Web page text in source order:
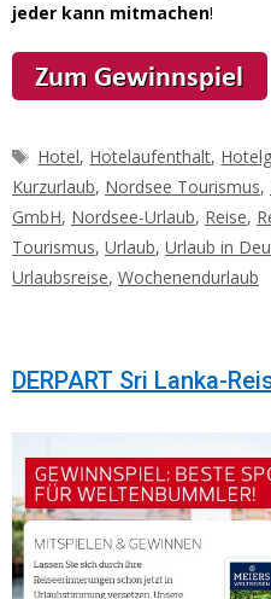
jeder kann mitmachen!
Schlagwörter
Hotel, Hotelaufenthalt,
Kurzurlaub, Nordsee Tourismus,
GmbH, Nordsee-Urlaub, Reise,
Tourismus, Urlaub, Urlaub in
Urlaubsreise, Wochenendurlaub
DERPART Sri Lanka-